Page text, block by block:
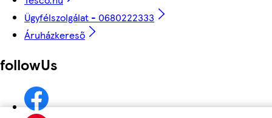
Ügyfélszolgálat - 0680222333
Áruházkereső
followUs